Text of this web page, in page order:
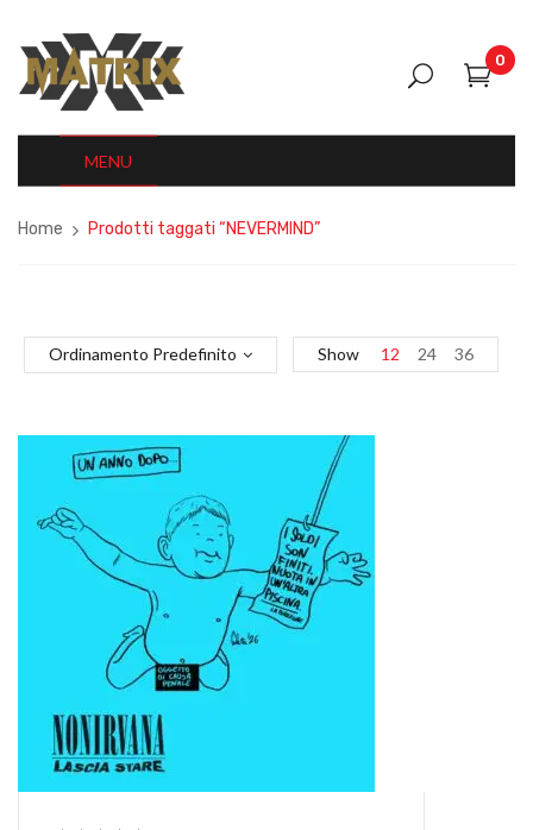
0
MENU
Home Prodotti taggati “NEVERMIND”
Ordinamento Predefinito Show 12 24 36